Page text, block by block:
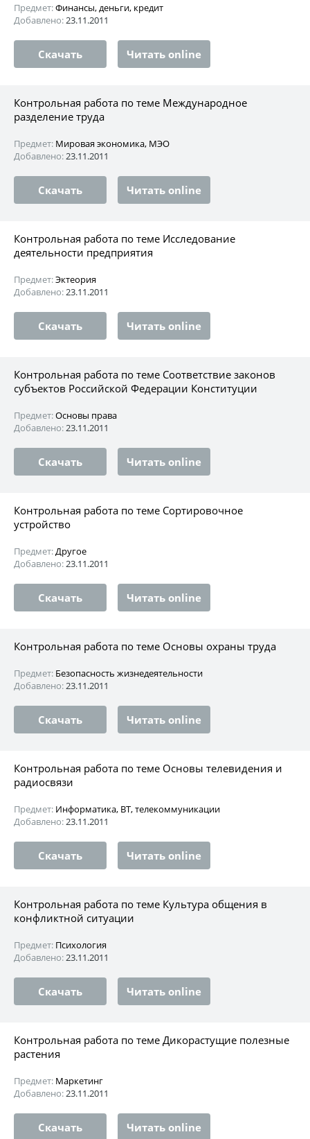
Предмет:Финансы, деньги, кредит
Добавлено:23.11.2011
Скачать Читать online
Контрольная работа по теме Международное
разделение труда
Предмет: Мировая экономика, МЭО
Добавлено:23.11.2011
Скачать Читать online
Контрольная работа по теме Исследование
деятельности предприятия
Предмет:Эктеория
Добавлено:23.11.2011
Скачать Читать online
Контрольная работа по теме Соответствие законов
субъектов Российской Федерации Конституции
Предмет:Основы права
Добавлено:23.11.2011
Скачать Читать online
Контрольная работа по теме Сортировочное
устройство
Предмет:Другое
Добавлено:23.11.2011
Скачать Читать online
Контрольная работа по теме Основы охраны труда
Предмет: Безопасность жизнедеятельности
Добавлено:23.11.2011
Скачать Читать online
Контрольная работа по теме Основы телевидения и
радиосвязи
Предмет: Информатика, ВТ, телекоммуникации
Добавлено:23.11.2011
Скачать Читать online
Контрольная работа по теме Культура общения в
конфликтной ситуации
Предмет: Психология
Добавлено:23.11.2011
Скачать Читать online
Контрольная работа по теме Дикорастущие полезные
растения
Предмет: Маркетинг
Добавлено:23.11.2011
Скачать Читать online